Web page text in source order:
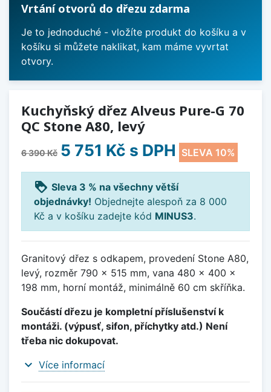
Vrtání otvorů do dřezu zdarma
Je to jednoduché - vložíte produkt do košíku a v
košíku si můžete naklikat, kam máme vyvrtat
otvory.
Kuchyňský dřez Alveus Pure-G 70
QC Stone A80, levý
6 390 Kč 5 751 Kč s DPH SLEVA 10%
loyalty Sleva 3 % na všechny větší
objednávky! Objednejte alespoň za 8 000
Kč a v košíku zadejte kód MINUS3.
Granitový dřez s odkapem, provedení Stone A80,
levý, rozměr 790 x 515 mm, vana 480 x 400 x
198 mm, horní montáž, minimálně 60 cm skříňka.
Součástí dřezu je kompletní příslušenství k
montáži. (výpusť, sifon, příchytky atd.) Není
třeba nic dokupovat.
expand_more Více informací